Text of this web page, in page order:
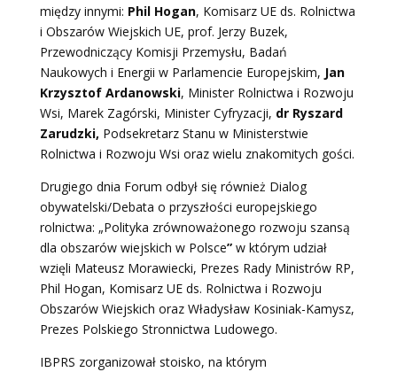
między innymi: Phil Hogan, Komisarz UE ds. Rolnictwa
i Obszarów Wiejskich UE, prof. Jerzy Buzek,
Przewodniczący Komisji Przemysłu, Badań
Naukowych i Energii w Parlamencie Europejskim, Jan
Krzysztof Ardanowski, Minister Rolnictwa i Rozwoju
Wsi, Marek Zagórski, Minister Cyfryzacji, dr Ryszard
Zarudzki, Podsekretarz Stanu w Ministerstwie
Rolnictwa i Rozwoju Wsi oraz wielu znakomitych gości.
Drugiego dnia Forum odbył się również Dialog
obywatelski/Debata o przyszłości europejskiego
rolnictwa: „Polityka zrównoważonego rozwoju szansą
dla obszarów wiejskich w Polsce” w którym udział
wzięli Mateusz Morawiecki, Prezes Rady Ministrów RP,
Phil Hogan, Komisarz UE ds. Rolnictwa i Rozwoju
Obszarów Wiejskich oraz Władysław Kosiniak-Kamysz,
Prezes Polskiego Stronnictwa Ludowego.
IBPRS zorganizował stoisko, na którym